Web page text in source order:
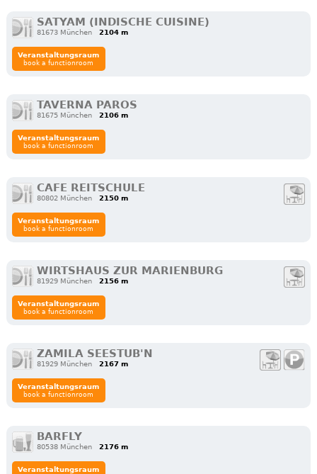
SATYAM (INDISCHE CUISINE)
81673 München 2104 m
Veranstaltungsraum
book a functionroom
TAVERNA PAROS
81675 München 2106 m
Veranstaltungsraum
book a functionroom
CAFE REITSCHULE
80802 München 2150 m
Veranstaltungsraum
book a functionroom
WIRTSHAUS ZUR MARIENBURG
81929 München 2156 m
Veranstaltungsraum
book a functionroom
ZAMILA SEESTUB'N
81929 München 2167 m
Veranstaltungsraum
book a functionroom
BARFLY
80538 München 2176 m
Veranstaltungsraum